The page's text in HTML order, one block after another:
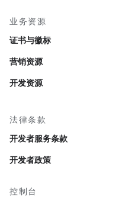
业务资源
证书与徽标
营销资源
开发资源
法律条款
开发者服务条款
开发者政策
控制台